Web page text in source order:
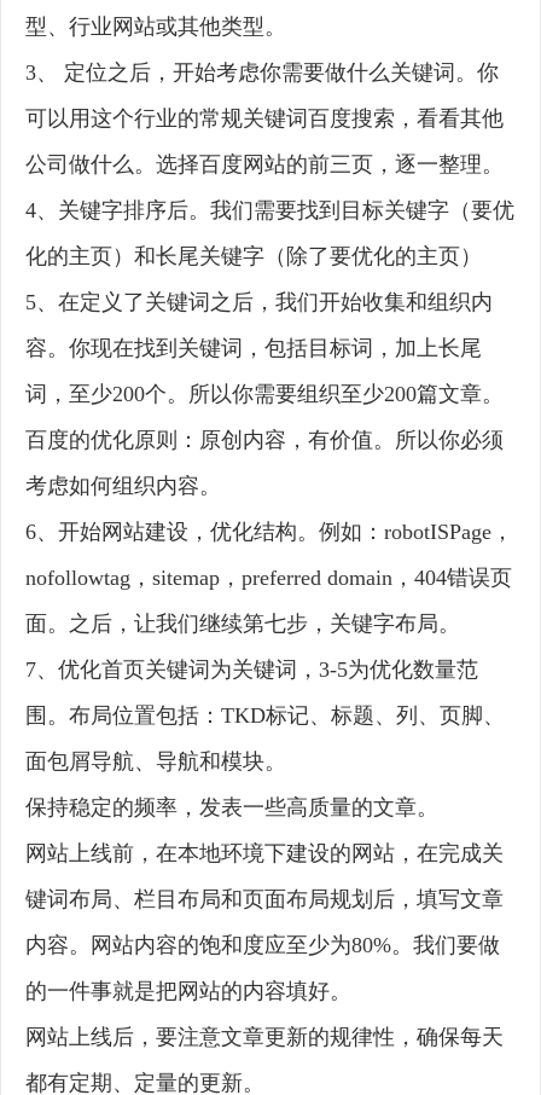
型、行业网站或其他类型。
3、 定位之后，开始考虑你需要做什么关键词。你
可以用这个行业的常规关键词百度搜索，看看其他
公司做什么。选择百度网站的前三页，逐一整理。
4、关键字排序后。我们需要找到目标关键字（要优
化的主页）和长尾关键字（除了要优化的主页）
5、在定义了关键词之后，我们开始收集和组织内
容。你现在找到关键词，包括目标词，加上长尾
词，至少200个。所以你需要组织至少200篇文章。
百度的优化原则：原创内容，有价值。所以你必须
考虑如何组织内容。
6、开始网站建设，优化结构。例如：robotISPage，
nofollowtag，sitemap，preferred domain，404错误页
面。之后，让我们继续第七步，关键字布局。
7、优化首页关键词为关键词，3-5为优化数量范
围。布局位置包括：TKD标记、标题、列、页脚、
面包屑导航、导航和模块。
保持稳定的频率，发表一些高质量的文章。
网站上线前，在本地环境下建设的网站，在完成关
键词布局、栏目布局和页面布局规划后，填写文章
内容。网站内容的饱和度应至少为80%。我们要做
的一件事就是把网站的内容填好。
网站上线后，要注意文章更新的规律性，确保每天
都有定期、定量的更新。